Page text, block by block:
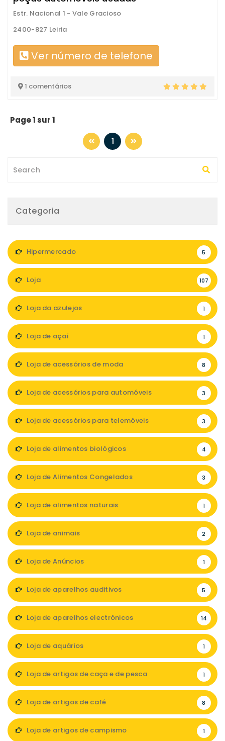
Estr. Nacional 1 - Vale Gracioso
2400-827 Leiria
Ver número de telefone
1 comentários
Page 1 sur 1
1
Categoria
Hipermercado 5
Loja 107
Loja da azulejos 1
Loja de açaí 1
Loja de acessórios de moda 8
Loja de acessórios para automóveis 3
Loja de acessórios para telemóveis 3
Loja de alimentos biológicos 4
Loja de Alimentos Congelados 3
Loja de alimentos naturais 1
Loja de animais 2
Loja de Anúncios 1
Loja de aparelhos auditivos 5
Loja de aparelhos electrónicos 14
Loja de aquários 1
Loja de artigos de caça e de pesca 1
Loja de artigos de café 8
Loja de artigos de campismo 1